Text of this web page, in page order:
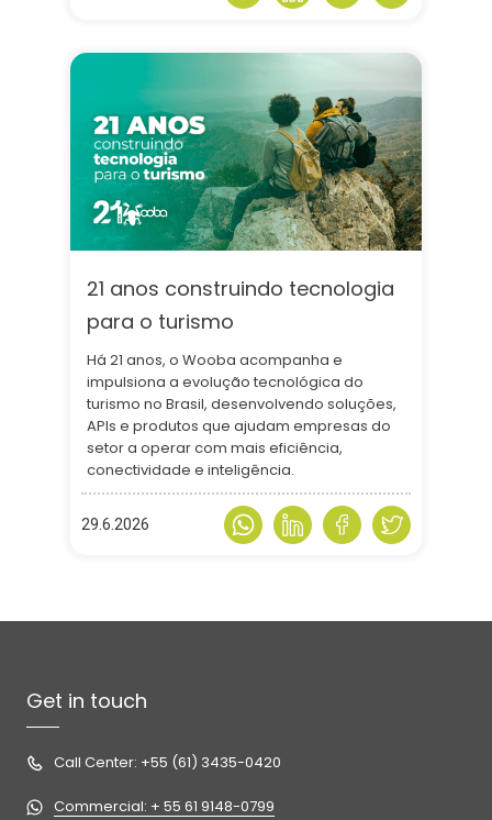
21 anos construindo tecnologia
para o turismo
Há 21 anos, o Wooba acompanha e
impulsiona a evolução tecnológica do
turismo no Brasil, desenvolvendo soluções,
APIs e produtos que ajudam empresas do
setor a operar com mais eficiência,
conectividade e inteligência.
29.6.2026
Get in touch
Call Center: +55 (61) 3435-0420
Commercial: + 55 61 9148-0799